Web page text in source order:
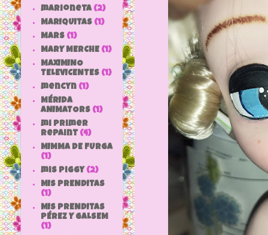
marioneta (2)
MARIQUITAS (1)
MARS (1)
MARY MERCHE (1)
MAXIMINO
TELEVICENTES (1)
mencyn (1)
MÉRIDA
ANIMATORS (1)
mi primer
repaint (4)
MIMMA DE FURGA
(1)
mis piggy (2)
MIS PRENDITAS
(1)
MIS PRENDITAS
PÉREZ Y GALSEM
(1)